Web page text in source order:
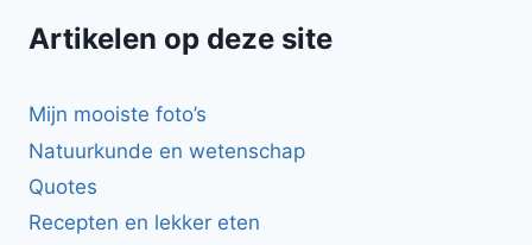
Artikelen op deze site
Mijn mooiste foto’s
Natuurkunde en wetenschap
Quotes
Recepten en lekker eten